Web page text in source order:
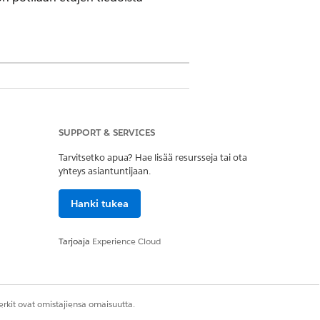
Einstein GPT Kehotteiden
kulkuja. Mukauta näitä kulkuja
oletusarvoiset kulut. Jos haluat
SUPPORT & SERVICES
Tarvitsetko apua? Hae lisää resursseja tai ota
yhteys asiantuntijaan.
Hanki tukea
Tarjoaja Experience Cloud
ovat omistajiensa omaisuutta.